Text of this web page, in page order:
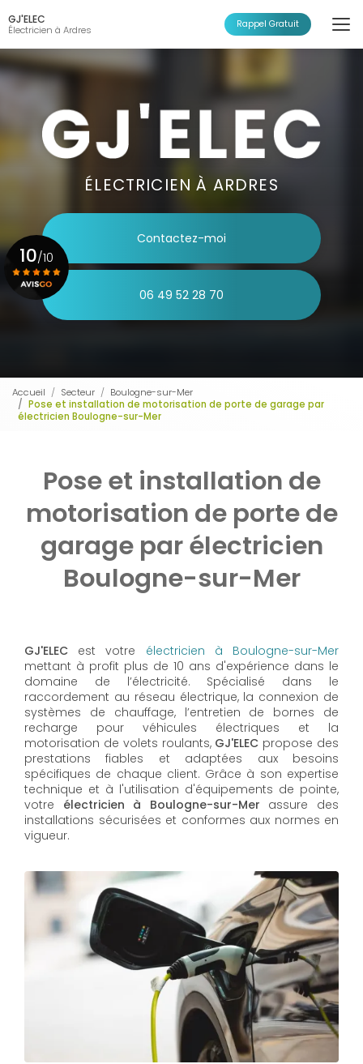
au
contenu
principal
GJ'ELEC
Électricien à Ardres Rappel Gratuit
ÉLECTRICIEN À ARDRES
Contactez-moi
06 49 52 28 70
10/10
Voir le certificat
Accueil Secteur
Boulogne-sur-Mer
Pose et installation de motorisation de porte de garage par
électricien Boulogne-sur-Mer
Pose et installation de
motorisation de porte de
garage par électricien
Boulogne-sur-Mer
GJ'ELEC est votre électricien à Boulogne-sur-Mer
mettant à profit plus de 10 ans d'expérience dans le
domaine de l’électricité. Spécialisé dans le
raccordement au réseau électrique, la connexion de
systèmes de chauffage, l’entretien de bornes de
recharge pour véhicules électriques et la
motorisation de volets roulants, GJ'ELEC propose des
prestations fiables et adaptées aux besoins
spécifiques de chaque client. Grâce à son expertise
technique et à l'utilisation d'équipements de pointe,
votre électricien à Boulogne-sur-Mer assure des
installations sécurisées et conformes aux normes en
vigueur.